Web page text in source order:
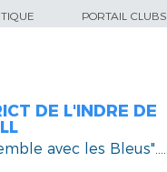
PORTAIL CLUBS
DE L'INDRE DE
avec les Bleus"…..